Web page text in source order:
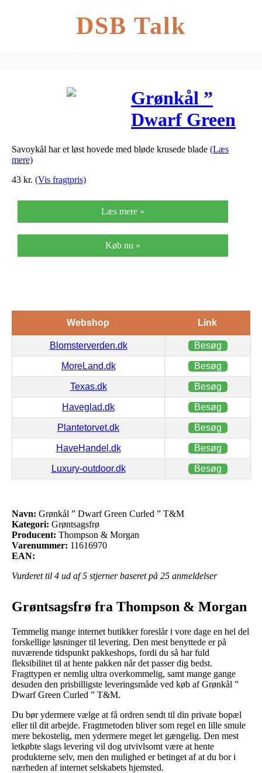
DSB Talk
Grønkål ”
Dwarf Green
Curled ”
Savoykål har et løst hovede med bløde krusede blade (Læs
mere)
43 kr. (Vis fragtpris)
Læs mere »
Køb nu »
Webshop Link
Blomsterverden.dk Besøg
MoreLand.dk Besøg
Texas.dk Besøg
Haveglad.dk Besøg
Plantetorvet.dk Besøg
HaveHandel.dk Besøg
Luxury-outdoor.dk Besøg
Navn: Grønkål ” Dwarf Green Curled ” T&M
Kategori: Grøntsagsfrø
Producent: Thompson & Morgan
Varenummer: 11616970
EAN:
Vurderet til 4 ud af 5 stjerner baseret på 25 anmeldelser
Grøntsagsfrø fra Thompson & Morgan
Temmelig mange internet butikker foreslår i vore dage en hel del
forskellige løsninger til levering. Den mest benyttede er på
nuværende tidspunkt pakkeshops, fordi du så har fuld
fleksibilitet til at hente pakken når det passer dig bedst.
Fragttypen er nemlig ultra overkommelig, samt mange gange
desuden den prisbilligste leveringsmåde ved køb af Grønkål ”
Dwarf Green Curled ” T&M.
Du bør ydermere vælge at få ordren sendt til din private bopæl
eller til dit arbejde. Fragtmetoden bliver som regel en lille smule
mere bekostelig, men ydermere meget let gængelig. Den mest
letkøbte slags levering vil dog utvivlsomt være at hente
produkterne selv, men den mulighed er betinget af at du bor i
nærheden af internet selskabets hjemsted.